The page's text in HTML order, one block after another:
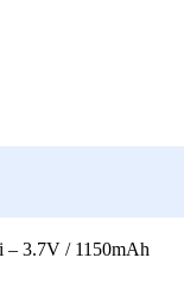
3.7V / 1150mAh